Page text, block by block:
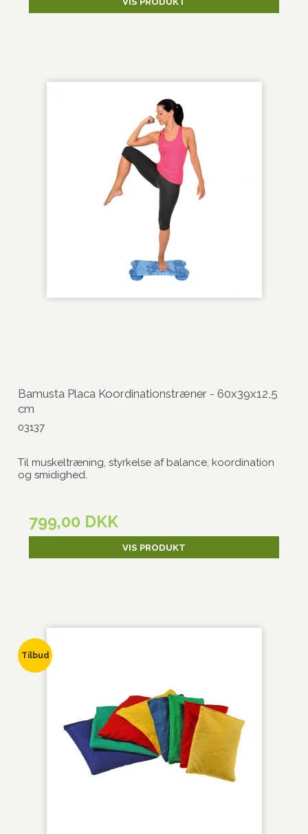
Bamusta Placa Koordinationstræner - 60x39x12,5
cm
03137
Til muskeltræning, styrkelse af balance, koordination
og smidighed.
799,00 DKK
VIS PRODUKT
Tilbud